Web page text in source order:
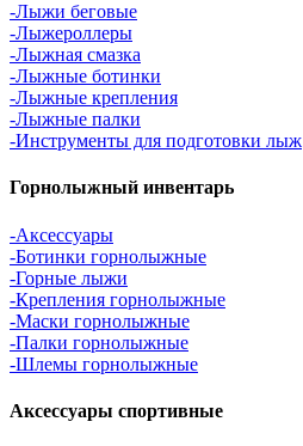
-Лыжи беговые
-Лыжероллеры
-Лыжная смазка
-Лыжные ботинки
-Лыжные крепления
-Лыжные палки
-Инструменты для подготовки лыж
Горнолыжный инвентарь
-Аксессуары
-Ботинки горнолыжные
-Горные лыжи
-Крепления горнолыжные
-Маски горнолыжные
-Палки горнолыжные
-Шлемы горнолыжные
Аксессуары спортивные